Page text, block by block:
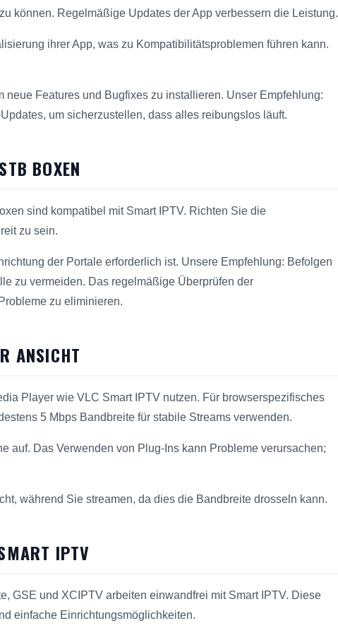
können. Regelmäßige Updates der App verbessern die Leistung.
ihrer App, was zu Kompatibilitätsproblemen führen kann.
neue Features und Bugfixes zu installieren. Unser Empfehlung:
um sicherzustellen, dass alles reibungslos läuft.
BOXEN
sind kompatibel mit Smart IPTV. Richten Sie die
zu sein.
der Portale erforderlich ist. Unsere Empfehlung: Befolgen
zu vermeiden. Das regelmäßige Überprüfen der
zu eliminieren.
ANSICHT
Player wie VLC Smart IPTV nutzen. Für browserspezifisches
5 Mbps Bandbreite für stabile Streams verwenden.
auf. Das Verwenden von Plug-Ins kann Probleme verursachen;
während Sie streamen, da dies die Bandbreite drosseln kann.
IPTV
GSE und XCIPTV arbeiten einwandfrei mit Smart IPTV. Diese
einfache Einrichtungsmöglichkeiten.